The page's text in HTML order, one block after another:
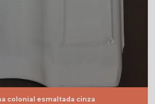
preço
colonial esmaltada cinza